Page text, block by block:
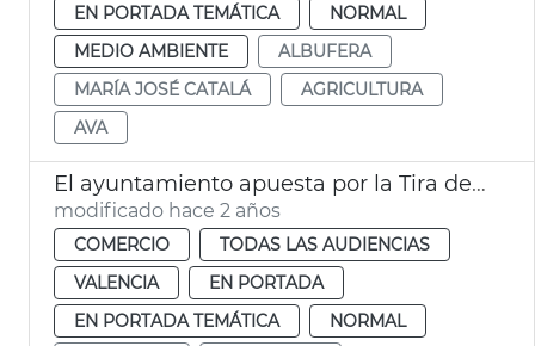
EN PORTADA TEMÁTICA
NORMAL
MEDIO AMBIENTE
ALBUFERA
MARÍA JOSÉ CATALÁ
AGRICULTURA
AVA
El ayuntamiento apuesta por la Tira de Comptar de Mercavalència
modificado hace 2 años
COMERCIO
TODAS LAS AUDIENCIAS
VALENCIA
EN PORTADA
EN PORTADA TEMÁTICA
NORMAL